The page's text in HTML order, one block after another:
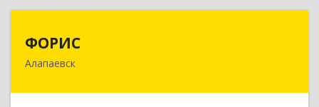
ФОРИС
Алапаевск
624601, Свердловская обл, Алапаевск г, Ленина